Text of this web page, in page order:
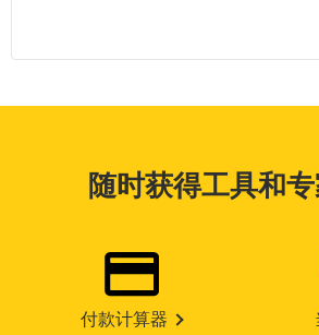
随时获得工具和
付款计算器